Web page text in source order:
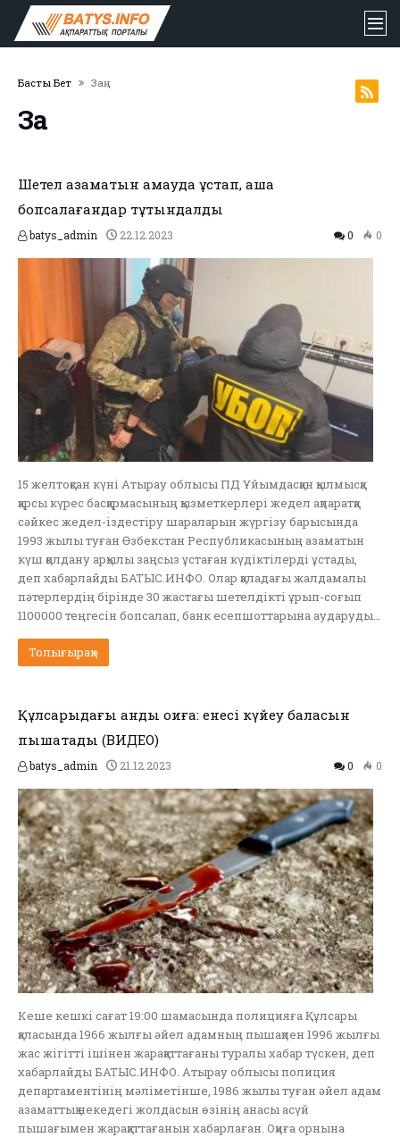
Басты Бет Заң
Заң
Шетел азаматын қамауда ұстап, ақша
бопсалағандар тұтқындалды
batys_admin 22.12.2023 0 0
15 желтоқсан күні Атырау облысы ПД Ұйымдасқан қылмысқа
қарсы күрес басқармасының қызметкерлері жедел ақпаратқа
сәйкес жедел-іздестіру шараларын жүргізу барысында
1993 жылы туған Өзбекстан Республикасының азаматын
күш қолдану арқылы заңсыз ұстаған күдіктілерді ұстады,
деп хабарлайды БАТЫС.ИНФО. Олар қаладағы жалдамалы
пәтерлердің бірінде 30 жастағы шетелдікті ұрып-соғып
1100000 теңгесін бопсалап, банк есепшоттарына аударуды…
Толығырақ »
Құлсарыдағы қанды оқиға: енесі күйеу баласын
пышақтады (ВИДЕО)
batys_admin 21.12.2023 0 0
Кеше кешкі сағат 19:00 шамасында полицияға Құлсары
қаласында 1966 жылғы әйел адамның пышақпен 1996 жылғы
жас жігітті ішінен жарақаттағаны туралы хабар түскен, деп
хабарлайды БАТЫС.ИНФО. Атырау облысы полиция
департаментінің мәліметінше, 1986 жылы туған әйел адам
азаматтық некедегі жолдасын өзінің анасы асүй
пышағымен жарақаттағанын хабарлаған. Оқиға орнына